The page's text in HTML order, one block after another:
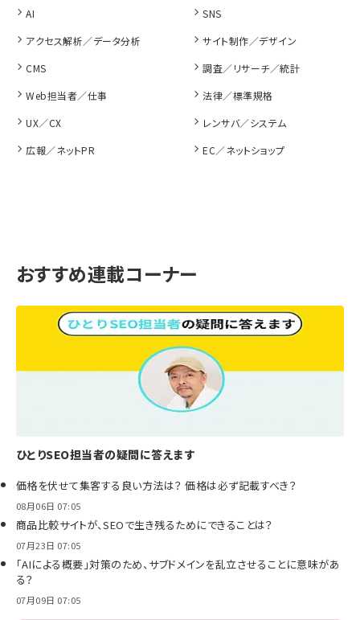
AI
SNS
アクセス解析／データ分析
サイト制作／デザイン
CMS
調査／リサーチ／統計
Web担当者／仕事
法律／標準規格
UX／CX
レンサバ／システム
広報／ネットPR
EC／ネットショップ
おすすめ連載コーナー
ひとりSEO担当者の疑問に答えます
価格を伏せて集客する良い方法は？ 価格は必ず記載すべき？
08月06日 07:05
商品比較サイトが、SEOで生き残るためにできることは？
07月23日 07:05
「AIによる概要」対策のため、サブドメインを乱立させることに意味があ
る？
07月09日 07:05